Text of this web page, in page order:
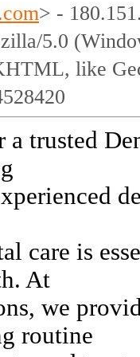
> -
5.0
like
trusted
care is
At
we
routine